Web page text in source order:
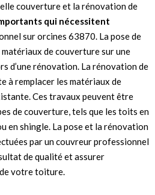
couverture et la rénovation de
qui nécessitent
sur orcines 63870. La pose de
de couverture sur une
d’une rénovation. La rénovation de
à remplacer les matériaux de
Ces travaux peuvent être
de couverture, tels que les toits en
en shingle. La pose et la rénovation
par un couvreur professionnel
de qualité et assurer
votre toiture.